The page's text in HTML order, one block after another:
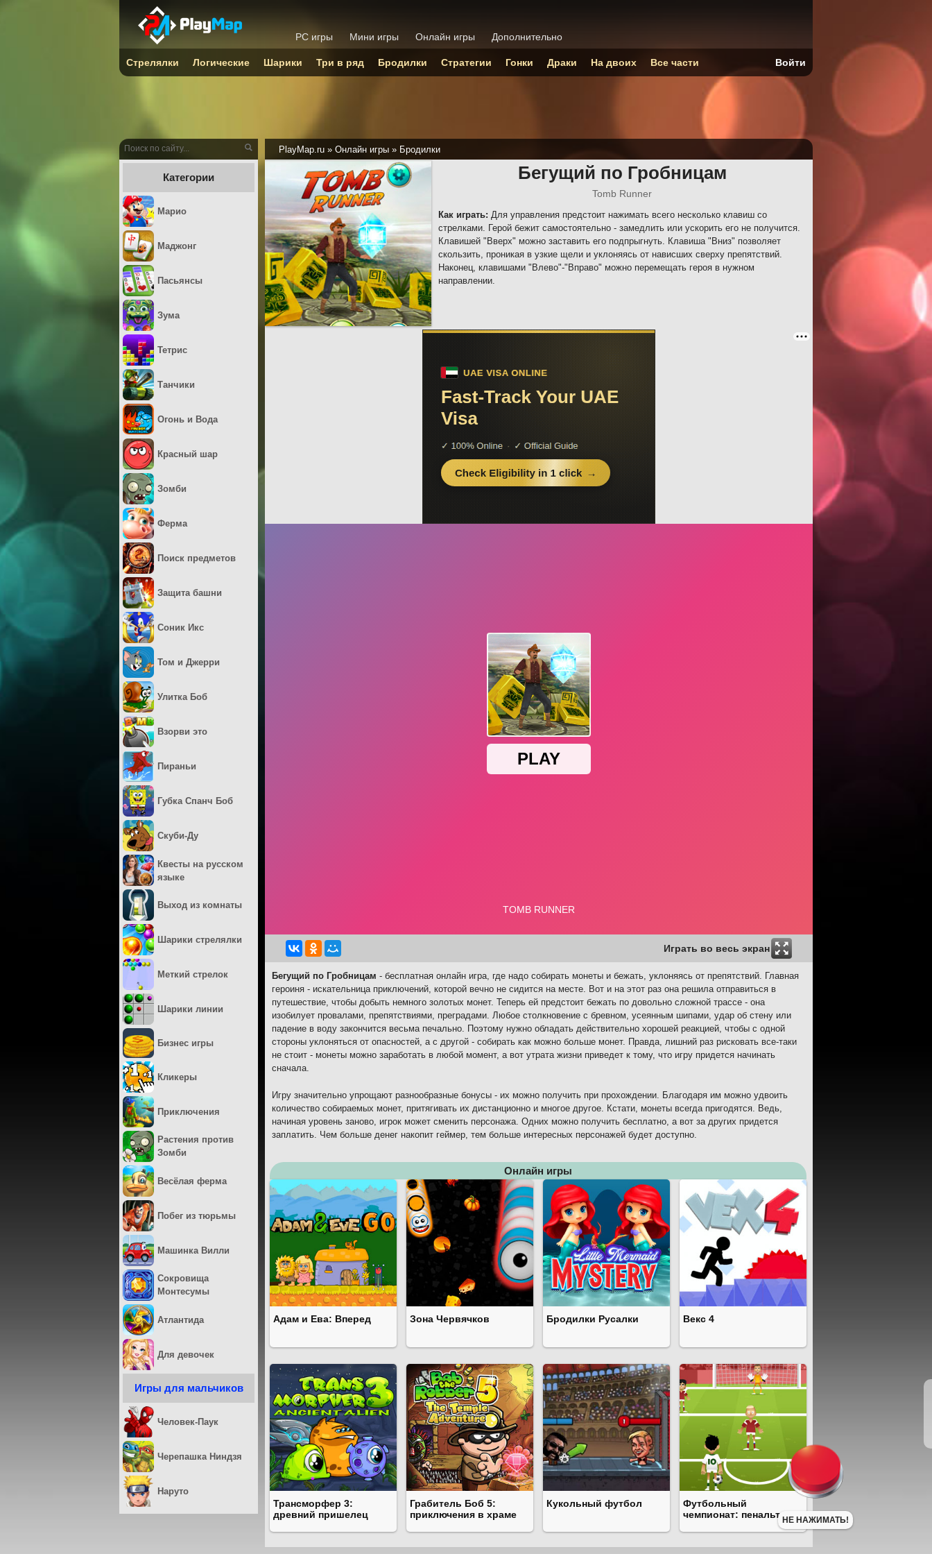
PlayMap.ru » Онлайн игры » Бродилки
Бегущий по Гробницам
Tomb Runner
Как играть: Для управления предстоит нажимать всего несколько клавиш со
стрелками. Герой бежит самостоятельно - замедлить или ускорить его не получится.
Клавишей "Вверх" можно заставить его подпрыгнуть. Клавиша "Вниз" позволяет
скользить, проникая в узкие щели и уклоняясь от нависших сверху препятствий.
Наконец, клавишами "Влево"-"Вправо" можно перемещать героя в нужном
направлении.
Играть во весь экран
Бегущий по Гробницам - бесплатная онлайн игра, где надо собирать монеты и бежать, уклоняясь от препятствий. Главная
героиня - искательница приключений, которой вечно не сидится на месте. Вот и на этот раз она решила отправиться в
путешествие, чтобы добыть немного золотых монет. Теперь ей предстоит бежать по довольно сложной трассе - она
изобилует провалами, препятствиями, преградами. Любое столкновение с бревном, усеянным шипами, удар об стену или
падение в воду закончится весьма печально. Поэтому нужно обладать действительно хорошей реакцией, чтобы с одной
стороны уклоняться от опасностей, а с другой - собирать как можно больше монет. Правда, лишний раз рисковать все-таки
не стоит - монеты можно заработать в любой момент, а вот утрата жизни приведет к тому, что игру придется начинать
сначала.
Игру значительно упрощают разнообразные бонусы - их можно получить при прохождении. Благодаря им можно удвоить
количество собираемых монет, притягивать их дистанционно и многое другое. Кстати, монеты всегда пригодятся. Ведь,
начиная уровень заново, игрок может сменить персонажа. Одних можно получить бесплатно, а вот за других придется
заплатить. Чем больше денег накопит геймер, тем больше интересных персонажей будет доступно.
Онлайн игры
Адам и Ева: Вперед Зона Червячков Бродилки Русалки Векс 4
Трансморфер 3:
древний пришелец
Грабитель Боб 5:
приключения в храме
Кукольный футбол
Футбольный
чемпионат: пенальти
Категории
Марио
Маджонг
Пасьянсы
Зума
Тетрис
Танчики
Огонь и Вода
Красный шар
Зомби
Ферма
Поиск предметов
Защита башни
Соник Икс
Том и Джерри
Улитка Боб
Взорви это
Пираньи
Губка Спанч Боб
Скуби-Ду
Квесты на русском
языке
Выход из комнаты
Шарики стрелялки
Меткий стрелок
Шарики линии
Бизнес игры
Кликеры
Приключения
Растения против
Зомби
Весёлая ферма
Побег из тюрьмы
Машинка Вилли
Сокровища
Монтесумы
Атлантида
Для девочек
Игры для мальчиков
Человек-Паук
Черепашка Ниндзя
Наруто
PC игры Мини игры Онлайн игры Дополнительно
Стрелялки Логические Шарики Три в ряд Бродилки Стратегии Гонки Драки На двоих Все части Войти
НЕ НАЖИМАТЬ!